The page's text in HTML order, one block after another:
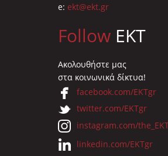
e: ekt@ekt.gr
Follow EKT
Ακολουθήστε μας
στα κοινωνικά δίκτυα!
facebook.com/EKTgr
twitter.com/EKTgr
instagram.com/
linkedin.com/EKTgr